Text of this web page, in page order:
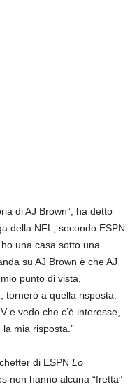
di AJ Brown”, ha detto
della NFL, secondo ESPN.
una casa sotto una
su AJ Brown è che AJ
punto di vista,
tornerò a quella risposta.
e vedo che c’è interesse,
mia risposta.”
di ESPN Lo
non hanno alcuna “fretta”